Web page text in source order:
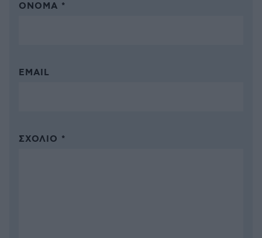
ΌΝΟΜΑ *
EMAIL
ΣΧΌΛΙΟ *